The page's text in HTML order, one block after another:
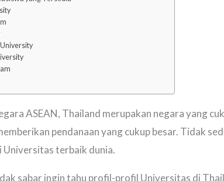
ASEAN, Thailand merupakan negara yang
pendanaan yang cukup besar. Tidak
Universitas terbaik dunia.
sabar ingin tahu profil-profil Universitas di